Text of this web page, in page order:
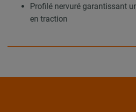
Profilé nervuré garantissant
en traction